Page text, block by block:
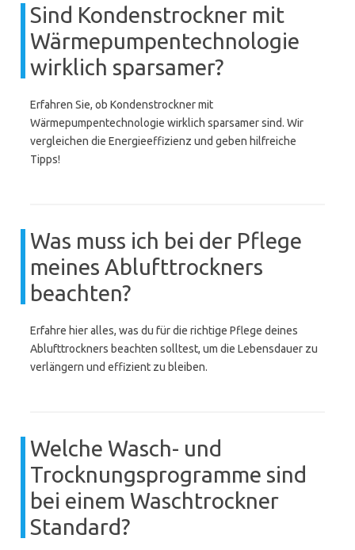
Sind Kondenstrockner mit
Wärmepumpentechnologie
wirklich sparsamer?
Erfahren Sie, ob Kondenstrockner mit
Wärmepumpentechnologie wirklich sparsamer sind. Wir
vergleichen die Energieeffizienz und geben hilfreiche
Tipps!
Was muss ich bei der Pflege
meines Ablufttrockners
beachten?
Erfahre hier alles, was du für die richtige Pflege deines
Ablufttrockners beachten solltest, um die Lebensdauer zu
verlängern und effizient zu bleiben.
Welche Wasch- und
Trocknungsprogramme sind
bei einem Waschtrockner
Standard?